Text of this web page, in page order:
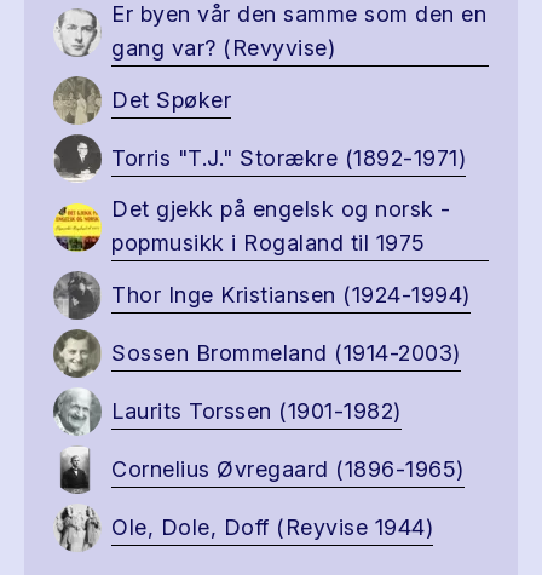
Er byen vår den samme som den en
gang var? (Revyvise)
Det Spøker
Torris "T.J." Storækre (1892-1971)
Det gjekk på engelsk og norsk -
popmusikk i Rogaland til 1975
Thor Inge Kristiansen (1924-1994)
Sossen Brommeland (1914-2003)
Laurits Torssen (1901-1982)
Cornelius Øvregaard (1896-1965)
Ole, Dole, Doff (Reyvise 1944)